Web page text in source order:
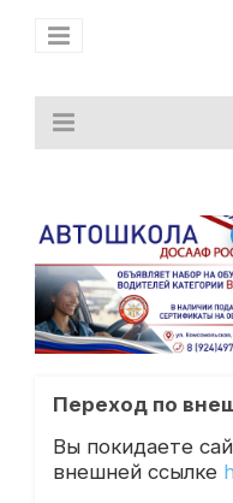
Переход по
Вы покидаете
внешней ссылке